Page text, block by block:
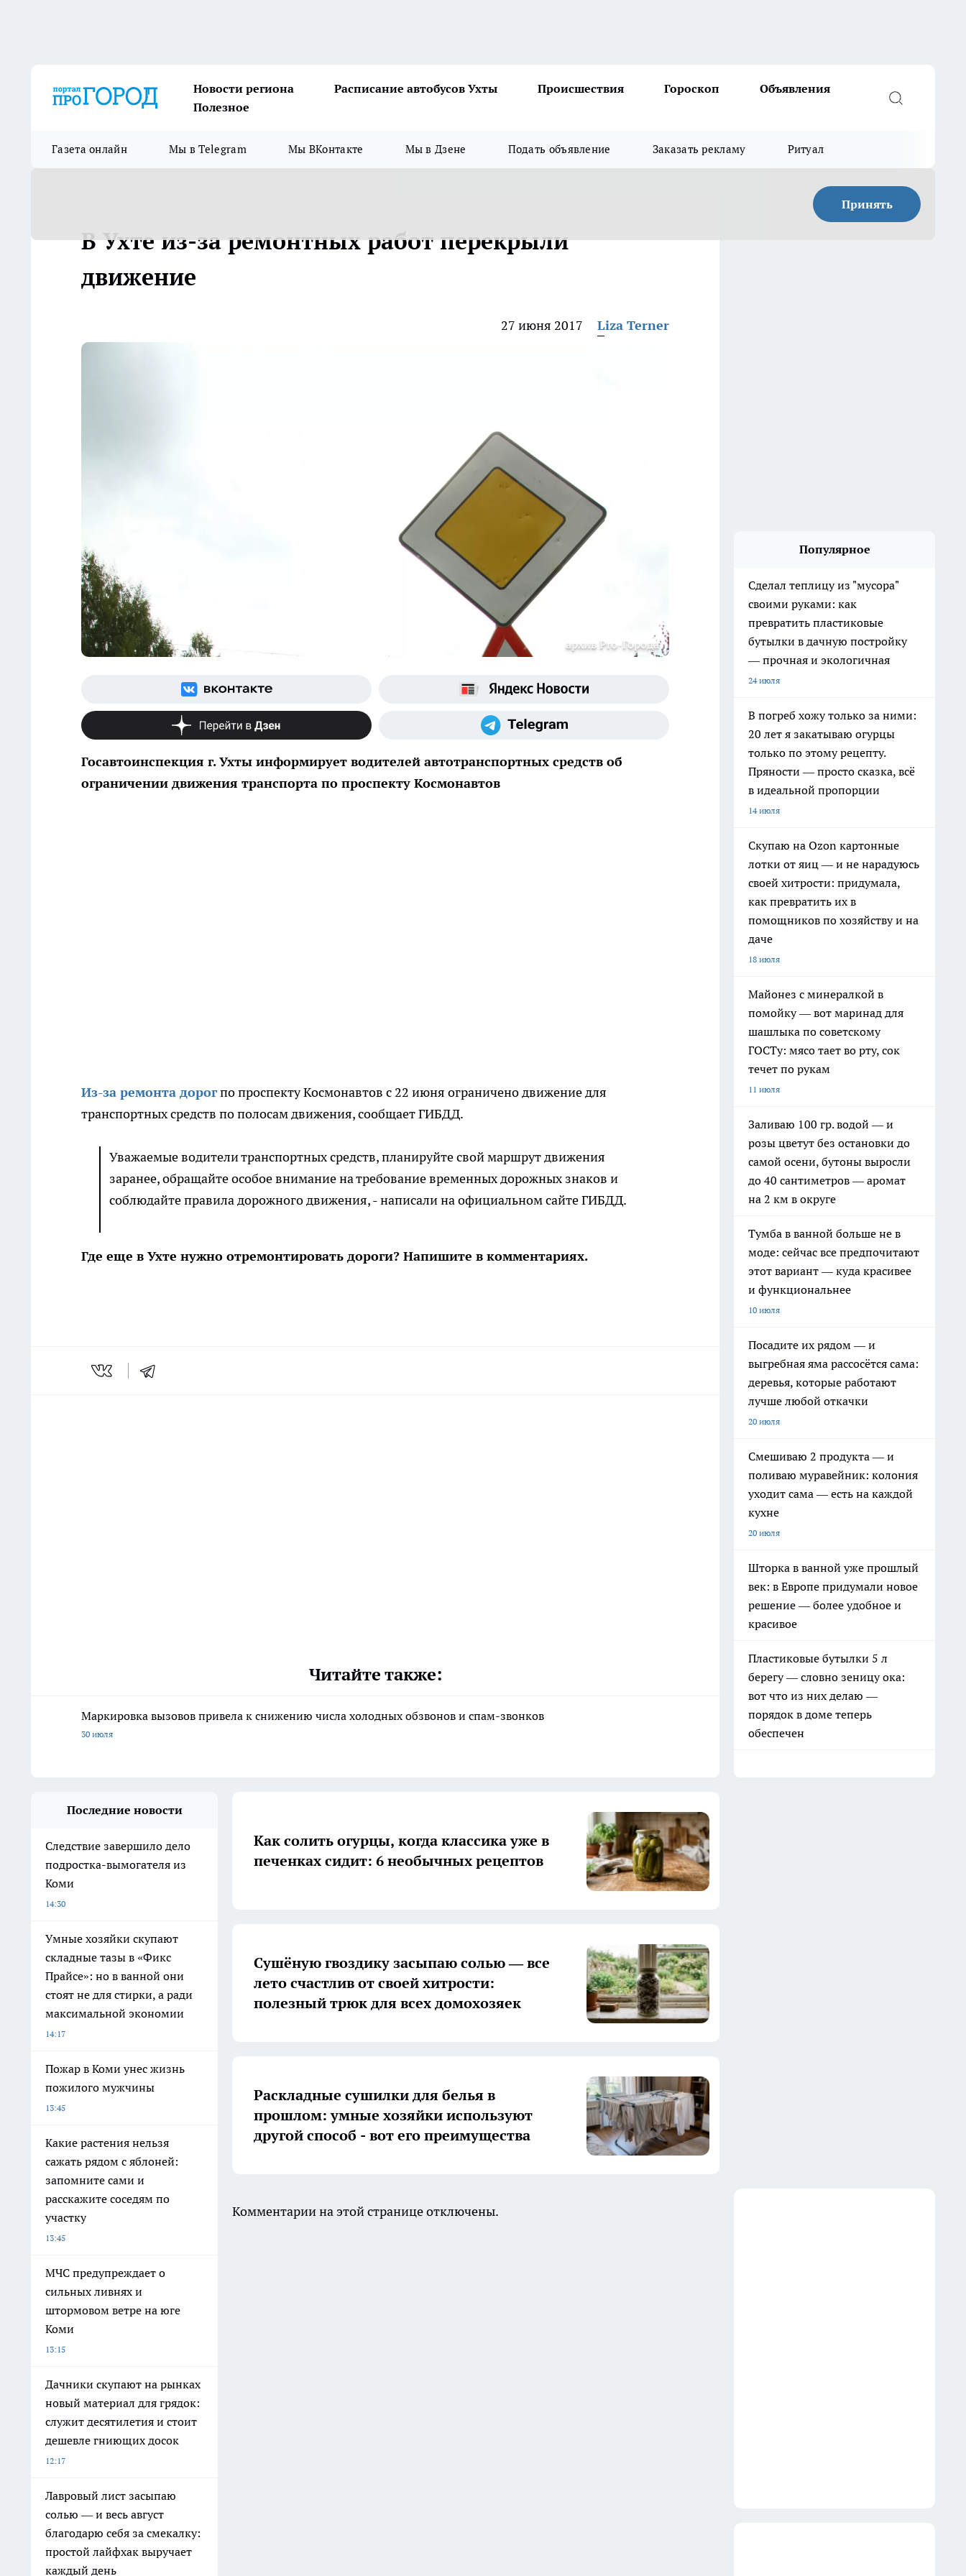
Новости региона Расписание автобусов Ухты Происшествия Гороскоп
Объявления
Полезное
Газета онлайн Мы в Telegram Мы ВКонтакте Мы в Дзене Подать объявление Заказать рекламу Ритуал
Принять
В Ухте из-за ремонтных работ перекрыли
движение
27 июня 2017 Liza Terner
архив Pro-Города
Госавтоинспекция г. Ухты информирует водителей автотранспортных средств об
ограничении движения транспорта по проспекту Космонавтов
Из-за ремонта дорогпо проспекту Космонавтов с 22 июня ограничено движение для
транспортных средств по полосам движения, сообщает ГИБДД.
Уважаемые водители транспортных средств, планируйте свой маршрут движения
заранее, обращайте особое внимание на требование временных дорожных знаков и
соблюдайте правила дорожного движения, - написали на официальном сайте ГИБДД.
Где еще в Ухте нужно отремонтировать дороги? Напишите в комментариях.
Читайте также:
Маркировка вызовов привела к снижению числа холодных обзвонов и спам-звонков
30 июля
Популярное
Сделал теплицу из "мусора"
своими руками: как
превратить пластиковые
бутылки в дачную постройку
— прочная и экологичная
24 июля
В погреб хожу только за ними:
20 лет я закатываю огурцы
только по этому рецепту.
Пряности — просто сказка, всё
в идеальной пропорции
14 июля
Скупаю на Ozon картонные
лотки от яиц — и не нарадуюсь
своей хитрости: придумала,
как превратить их в
помощников по хозяйству и на
даче
18 июля
Майонез с минералкой в
помойку — вот маринад для
шашлыка по советскому
ГОСТу: мясо тает во рту, сок
течет по рукам
11 июля
Заливаю 100 гр. водой — и
розы цветут без остановки до
самой осени, бутоны выросли
до 40 сантиметров — аромат
на 2 км в округе
Тумба в ванной больше не в
моде: сейчас все предпочитают
этот вариант — куда красивее
и функциональнее
10 июля
Посадите их рядом — и
выгребная яма рассосётся сама:
деревья, которые работают
лучше любой откачки
20 июля
Смешиваю 2 продукта — и
поливаю муравейник: колония
уходит сама — есть на каждой
кухне
20 июля
Шторка в ванной уже прошлый
век: в Европе придумали новое
решение — более удобное и
красивое
Пластиковые бутылки 5 л
берегу — словно зеницу ока:
вот что из них делаю —
порядок в доме теперь
обеспечен
Последние новости
Следствие завершило дело
подростка-вымогателя из
Коми
14:30
Умные хозяйки скупают
складные тазы в «Фикс
Прайсе»: но в ванной они
стоят не для стирки, а ради
максимальной экономии
14:17
Пожар в Коми унес жизнь
пожилого мужчины
13:45
Какие растения нельзя
сажать рядом с яблоней:
запомните сами и
расскажите соседям по
участку
13:45
МЧС предупреждает о
сильных ливнях и
штормовом ветре на юге
Коми
13:15
Дачники скупают на рынках
новый материал для грядок:
служит десятилетия и стоит
дешевле гниющих досок
12:17
Лавровый лист засыпаю
солью — и весь август
благодарю себя за смекалку:
простой лайфхак выручает
каждый день
Как солить огурцы, когда классика уже в
печенках сидит: 6 необычных рецептов
Сушёную гвоздику засыпаю солью — все
лето счастлив от своей хитрости:
полезный трюк для всех домохозяек
Раскладные сушилки для белья в
прошлом: умные хозяйки используют
другой способ - вот его преимущества
Комментарии на этой странице отключены.